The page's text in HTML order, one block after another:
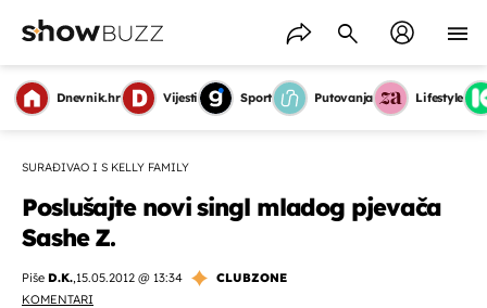
Dnevnik.hr Vijesti Sport Putovanja Lifestyle
SURAĐIVAO I S KELLY FAMILY
Poslušajte novi singl mladog pjevača
Sashe Z.
Piše D.K.,15.05.2012 @ 13:34
CLUBZONE
KOMENTARI